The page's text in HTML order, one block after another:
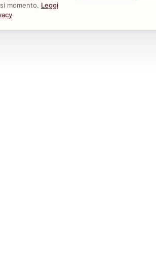
momento. Leggi